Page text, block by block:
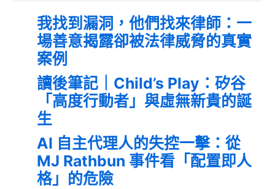
我找到漏洞，他們找來律師：一
場善意揭露卻被法律威脅的真實
案例
讀後筆記｜Child’s Play：矽谷
「高度行動者」與虛無新貴的誕
生
AI 自主代理人的失控一擊：從
MJ Rathbun 事件看「配置即人
格」的危險